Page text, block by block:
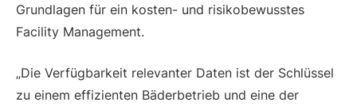
Grundlagen für ein kosten- und risikobewusstes
Facility Management.
„Die Verfügbarkeit relevanter Daten ist der Schlüssel
zu einem effizienten Bäderbetrieb und eine der